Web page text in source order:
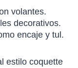
volantes.
decorativos.
encaje y tul.